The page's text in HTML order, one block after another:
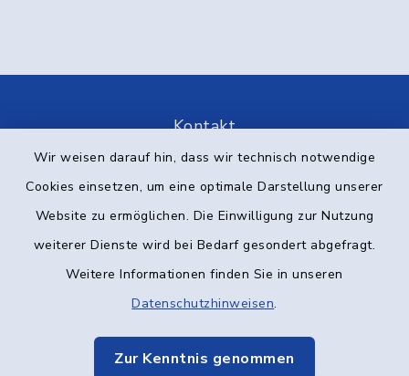
Wir weisen darauf hin, dass wir technisch notwendige
Cookies einsetzen, um eine optimale Darstellung unserer
Website zu ermöglichen. Die Einwilligung zur Nutzung
weiterer Dienste wird bei Bedarf gesondert abgefragt.
Weitere Informationen finden Sie in unseren
Datenschutzhinweisen.
Zur Kenntnis genommen
Kontakt
Datenschutz
Impressum
Elektronische Kommunikation
Sitemap